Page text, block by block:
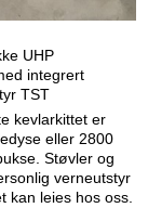
UHP
integrert
TST
kevlarkittet er
eller 2800
Støvler og
verneutstyr
kan leies hos oss.